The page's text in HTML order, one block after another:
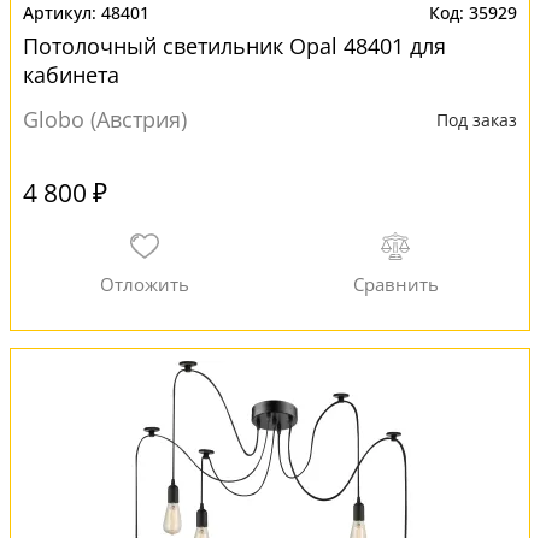
48401 35929
Потолочный светильник Opal 48401 для
кабинета
Globo (Австрия)
Под заказ
4 800 ₽